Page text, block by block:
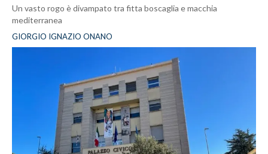
Un vasto rogo è divampato tra fitta boscaglia e macchia
mediterranea
GIORGIO IGNAZIO ONANO